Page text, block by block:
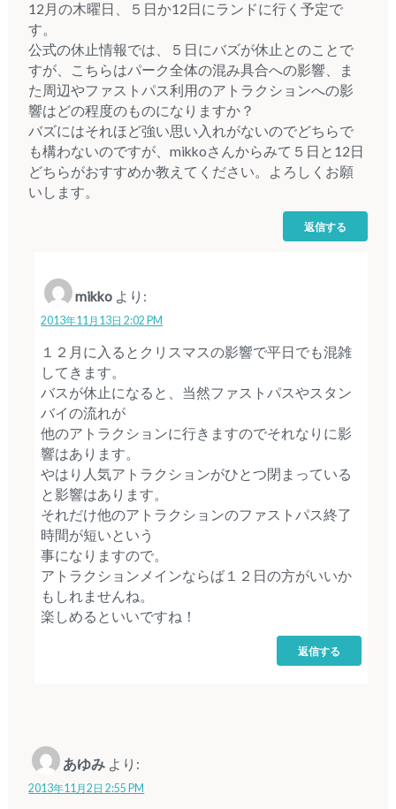
12月の木曜日、５日か12日にランドに行く予定で
す。
公式の休止情報では、５日にバズが休止とのことで
すが、こちらはパーク全体の混み具合への影響、ま
た周辺やファストパス利用のアトラクションへの影
響はどの程度のものになりますか？
バズにはそれほど強い思い入れがないのでどちらで
も構わないのですが、mikkoさんからみて５日と12日
どちらがおすすめか教えてください。よろしくお願
いします。
返信する
mikko より:
2013年11月13日 2:02 PM
１２月に入るとクリスマスの影響で平日でも混雑
してきます。
バスが休止になると、当然ファストパスやスタン
バイの流れが
他のアトラクションに行きますのでそれなりに影
響はあります。
やはり人気アトラクションがひとつ閉まっている
と影響はあります。
それだけ他のアトラクションのファストパス終了
時間が短いという
事になりますので。
アトラクションメインならば１２日の方がいいか
もしれませんね。
楽しめるといいですね！
返信する
あゆみ より:
2013年11月2日 2:55 PM